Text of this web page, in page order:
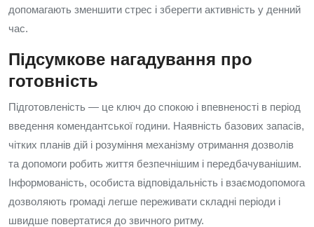
допомагають зменшити стрес і зберегти активність у денний
час.
Підсумкове нагадування про
готовність
Підготовленість — це ключ до спокою і впевненості в період
введення комендантської години. Наявність базових запасів,
чітких планів дій і розуміння механізму отримання дозволів
та допомоги робить життя безпечнішим і передбачуванішим.
Інформованість, особиста відповідальність і взаємодопомога
дозволяють громаді легше переживати складні періоди і
швидше повертатися до звичного ритму.